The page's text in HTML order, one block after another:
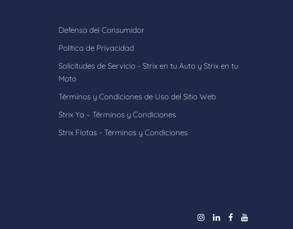
Defensa del Consumidor
Política de Privacidad
Solicitudes de Servicio - Strix en tu Auto y Strix en tu
Moto
Términos y Condiciones de Uso del Sitio Web
Strix Ya – Términos y Condiciones
Strix Flotas - Términos y Condiciones